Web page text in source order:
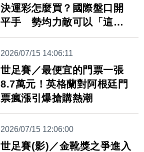
決運彩怎麼買？國際盤口開
平手 勢均力敵可以「這樣
看」
2026/07/15 14:06:11
世足賽／最便宜的門票一張
8.7萬元！英格蘭對阿根廷門
票瘋漲引爆搶購熱潮
2026/07/15 12:06:00
世足賽(影)／金靴獎之爭進入